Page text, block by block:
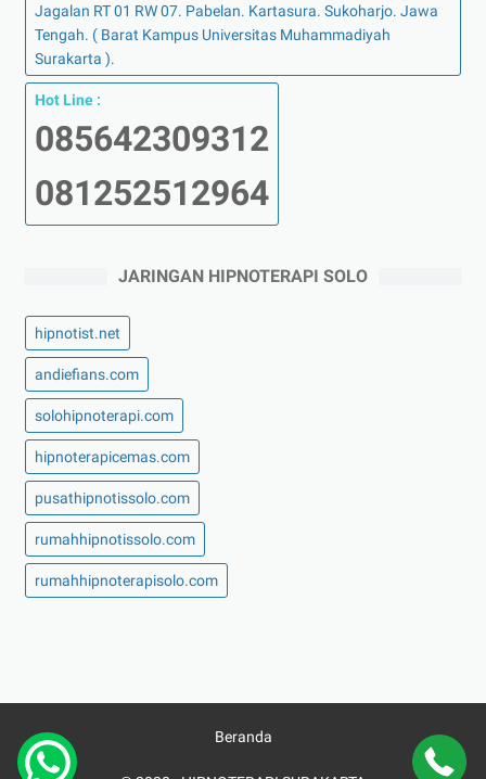
Jagalan RT 01 RW 07. Pabelan. Kartasura. Sukoharjo. Jawa
Tengah. ( Barat Kampus Universitas Muhammadiyah
Surakarta ).
Hot Line :
085642309312
081252512964
JARINGAN HIPNOTERAPI SOLO
hipnotist.net
andiefians.com
solohipnoterapi.com
hipnoterapicemas.com
pusathipnotissolo.com
rumahhipnotissolo.com
rumahhipnoterapisolo.com
Beranda